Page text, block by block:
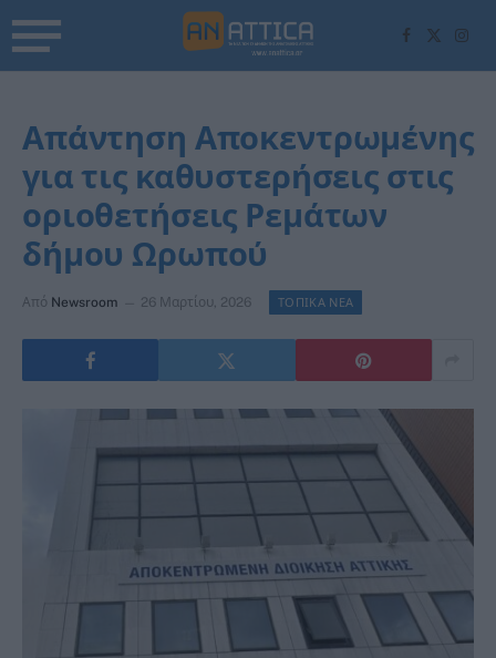
Facebook
X
(Twitter)
Απάντηση Αποκεντρωμένης
για τις καθυστερήσεις στις
οριοθετήσεις Ρεμάτων
δήμου Ωρωπού
Από Newsroom 26 Μαρτίου, 2026 ΤΟΠΙΚΑ ΝΕΑ